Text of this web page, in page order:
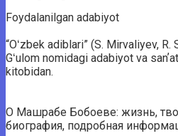
Foydalanilgan adabiyot
“Oʻzbek adiblari” (S. Mirvaliyev, R.
Gʻulom nomidagi adabiyot va
kitobidan.
О Машрабе Бобоеве: жизнь,
биография, подробная